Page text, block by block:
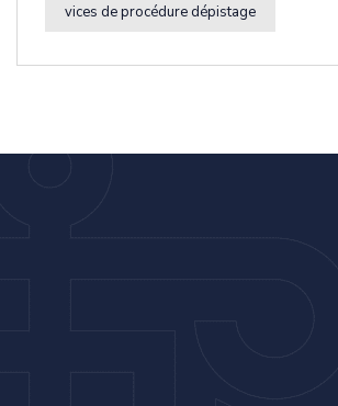
vices de procédure dépistage